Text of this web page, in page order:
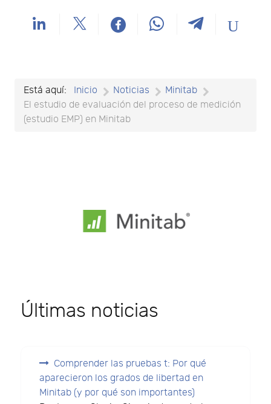
Está aquí: Inicio Noticias
Minitab
El estudio de evaluación del proceso de medición
(estudio EMP) en Minitab
Últimas noticias
Comprender las pruebas t: Por qué
aparecieron los grados de libertad en
Minitab (y por qué son importantes)